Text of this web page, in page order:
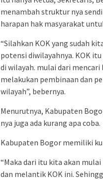
menambah struktur nya
harapan hak masyarakat
“Silahkan KOK yang sudah
potensi diwilayahnya. KOK
di wilayah. mulai dari
melakukan pembinaan dan
wilayah”, bebernya.
Menurutnya, Kabupaten
nya juga ada kurang apa coba.
Kabupaten Bogor memiliki
“Maka dari itu kita akan
dan melantik KOK ini.